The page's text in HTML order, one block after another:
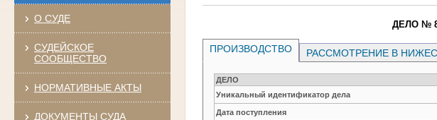
О СУДЕ
СУДЕЙСКОЕ
СООБЩЕСТВО
НОРМАТИВНЫЕ АКТЫ
ДОКУМЕНТЫ СУДА
ДЕЛО №
ПРОИЗВОДСТВО РАССМОТРЕНИЕ В
ДЕЛО
Уникальный идентификатор дела
Дата поступления